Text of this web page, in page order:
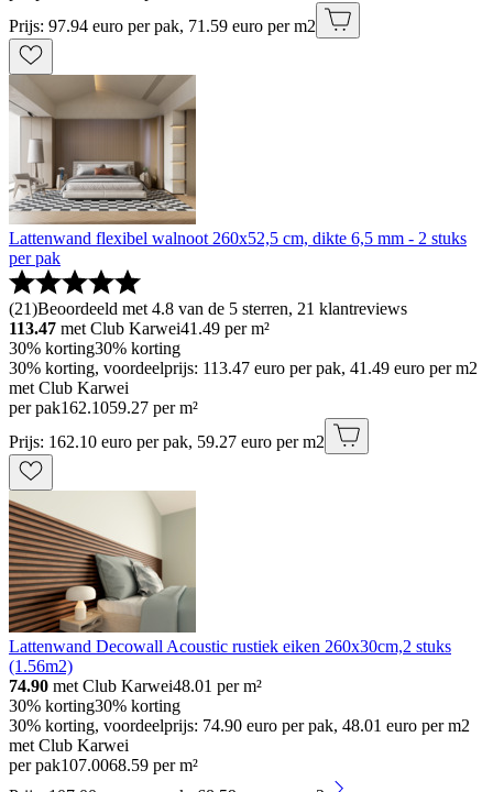
Prijs: 97.94 euro per pak, 71.59 euro per m2
Lattenwand flexibel walnoot 260x52,5 cm, dikte 6,5 mm - 2 stuks
per pak
(21)Beoordeeld met 4.8 van de 5 sterren, 21 klantreviews
113.47 met Club Karwei41.49 per m²
30% korting30% korting
30% korting, voordeelprijs: 113.47 euro per pak, 41.49 euro per m2
met Club Karwei
per pak162.1059.27 per m²
Prijs: 162.10 euro per pak, 59.27 euro per m2
Lattenwand Decowall Acoustic rustiek eiken 260x30cm,2 stuks
(1.56m2)
74.90 met Club Karwei48.01 per m²
30% korting30% korting
30% korting, voordeelprijs: 74.90 euro per pak, 48.01 euro per m2
met Club Karwei
per pak107.0068.59 per m²